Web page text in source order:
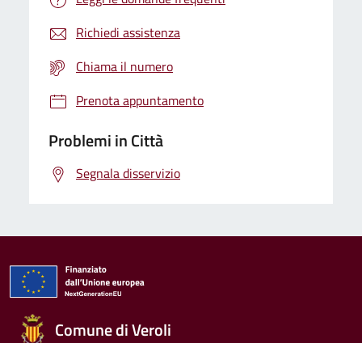
Richiedi assistenza
Chiama il numero
Prenota appuntamento
Problemi in Città
Segnala disservizio
Comune di Veroli